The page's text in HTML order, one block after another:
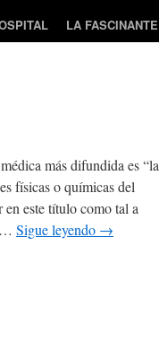
LA
más difundida es “la
físicas o químicas del
en este título como tal a
… Sigue leyendo →